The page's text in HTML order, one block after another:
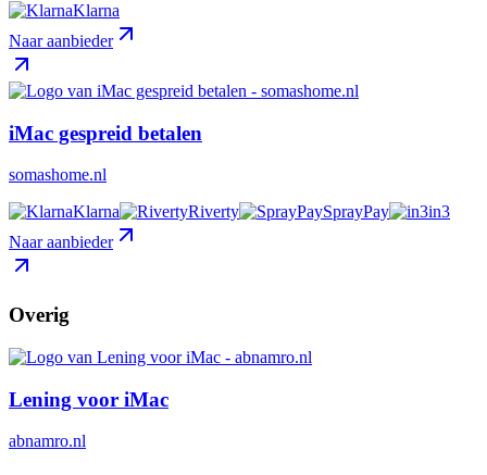
Klarna
Naar aanbieder
iMac gespreid betalen
somashome.nl
Klarna
Riverty SprayPay
in3
Naar aanbieder
Overig
Lening voor iMac
abnamro.nl